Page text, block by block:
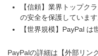
【信頼】業界トップク
の安全を保護しています
【世界規模】PayPal は
PayPalの詳細は【外部リン